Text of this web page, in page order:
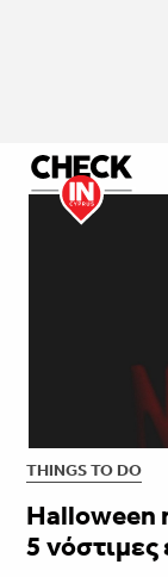
THINGS TO DO
Halloween
5